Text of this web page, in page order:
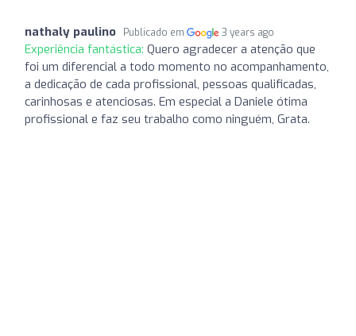
nathaly paulino Publicado em 3 years ago
Experiência fantástica: Quero agradecer a atenção que
foi um diferencial a todo momento no acompanhamento,
a dedicação de cada profissional, pessoas qualificadas,
carinhosas e atenciosas. Em especial a Daniele ótima
profissional e faz seu trabalho como ninguém, Grata.